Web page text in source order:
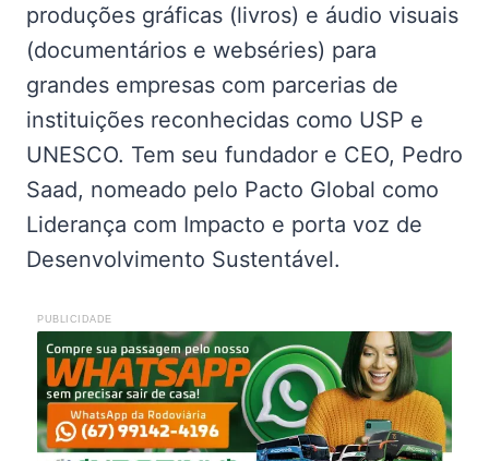
produções gráficas (livros) e áudio visuais
(documentários e webséries) para
grandes empresas com parcerias de
instituições reconhecidas como USP e
UNESCO. Tem seu fundador e CEO, Pedro
Saad, nomeado pelo Pacto Global como
Liderança com Impacto e porta voz de
Desenvolvimento Sustentável.
PUBLICIDADE